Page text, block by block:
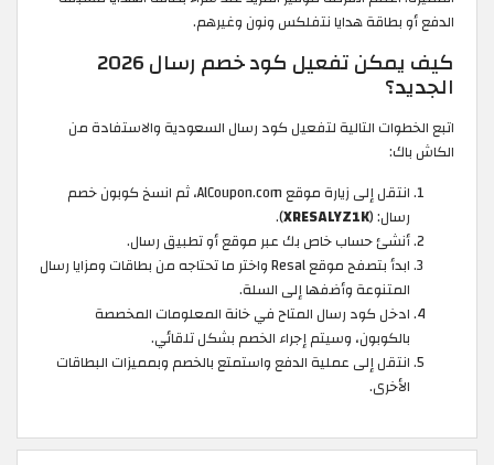
الدفع أو بطاقة هدايا نتفلكس ونون وغيرهم.
كيف يمكن تفعيل كود خصم رسال 2026
الجديد؟
اتبع الخطوات التالية لتفعيل كود رسال السعودية والاستفادة من
الكاش باك:
انتقل إلى زيارة موقع AlCoupon.com، ثم انسخ كوبون خصم
رسال: (XRESALYZ1K
).
أنشئ حساب خاص بك عبر موقع أو تطبيق رسال.
ابدأ بتصفح موقع Resal واختر ما تحتاجه من بطاقات ومزايا رسال
المتنوعة وأضفها إلى السلة.
ادخل كود رسال المتاح في خانة المعلومات المخصصة
بالكوبون، وسيتم إجراء الخصم بشكل تلقائي.
انتقل إلى عملية الدفع واستمتع بالخصم وبمميزات البطاقات
الأخرى.